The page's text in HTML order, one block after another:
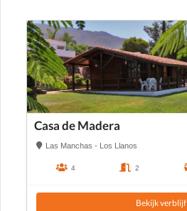
Casa de Madera
Las Manchas - Los Llanos
4 2
Bekijk verblijf